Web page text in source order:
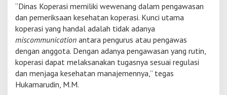
0
2
5
i
P
e
l
a
t
“Dinas Koperasi memiliki wewenang dalam pengawasan
dan pemeriksaan kesehatan koperasi. Kunci utama
koperasi yang handal adalah tidak adanya
miscommunication antara pengurus atau pengawas
dengan anggota. Dengan adanya pengawasan yang rutin,
koperasi dapat melaksanakan tugasnya sesuai regulasi
dan menjaga kesehatan manajemennya,” tegas
Hukamarudin, M.M.